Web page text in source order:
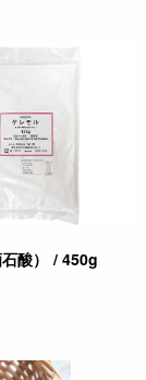
酸） / 450g